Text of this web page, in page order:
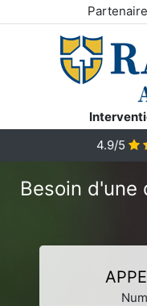
4.9/5
Besoin d'une